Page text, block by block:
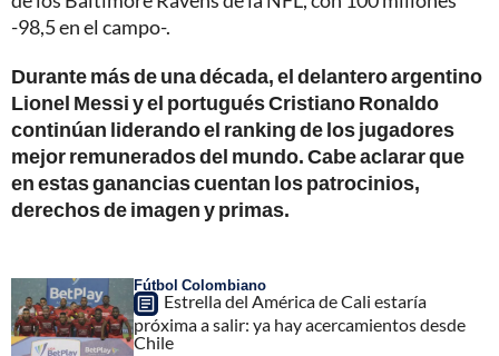
-98,5 en el campo-.
Durante más de una década, el delantero argentino
Lionel Messi y el portugués Cristiano Ronaldo
continúan liderando el ranking de los jugadores
mejor remunerados del mundo. Cabe aclarar que
en estas ganancias cuentan los patrocinios,
derechos de imagen y primas.
Fútbol Colombiano
Estrella del América de Cali estaría
próxima a salir: ya hay acercamientos desde
Chile